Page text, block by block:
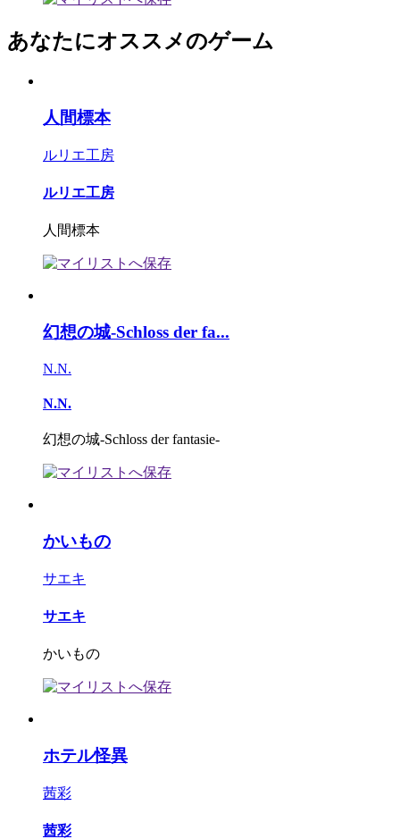
あなたにオススメのゲーム
人間標本
ルリエ工房
ルリエ工房
人間標本
幻想の城-Schloss der fa...
N.N.
N.N.
幻想の城-Schloss der fantasie-
かいもの
サエキ
サエキ
かいもの
ホテル怪異
茜彩
茜彩